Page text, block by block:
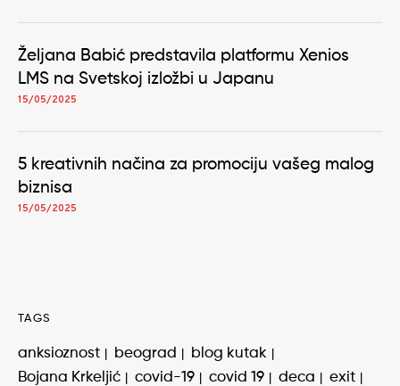
Željana Babić predstavila platformu Xenios
LMS na Svetskoj izložbi u Japanu
15/05/2025
5 kreativnih načina za promociju vašeg malog
biznisa
15/05/2025
TAGS
anksioznost beograd
blog kutak
Bojana Krkeljić
covid-19 covid 19 deca
exit